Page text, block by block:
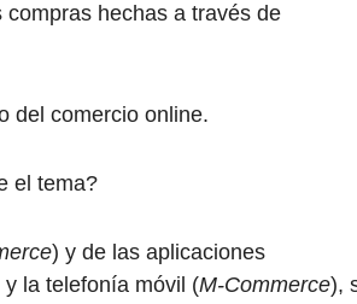
hechas a través de
del comercio online.
el tema?
) y de las aplicaciones
y la telefonía móvil (M-Commerce),